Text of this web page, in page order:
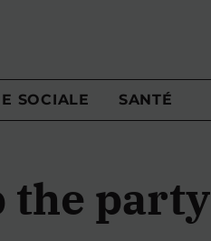
SOCIALE SANTÉ
the party